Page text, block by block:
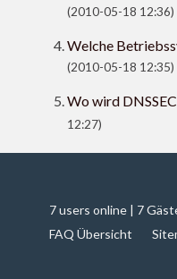
(2010-05-18 12:36)
Welche
(2010-05-18 12:35)
Wo wird
12:27)
7 users online | 7
FAQ Übersicht